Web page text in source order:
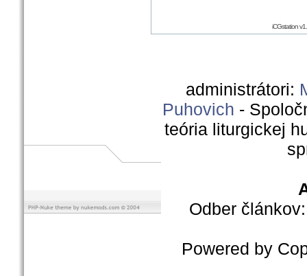
iCGstation
administrátori:
Puhovich -
teória liturgickej
Odber
Powered by